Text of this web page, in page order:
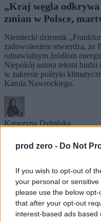
prod zero - Do Not
If you wish to opt-out of
your personal or
please use the below
that after your opt-out
interest-based ads
„Kraj węgla odkrywa
zmian w Polsce,
Niemiecki dziennik
zadowoleniem stwierdza, że
odnawialnym źródłom
Niepokój autora tekstu budzi
w zakresie polityki
Karola Nawrockiego.
Katarzyna Dybińska